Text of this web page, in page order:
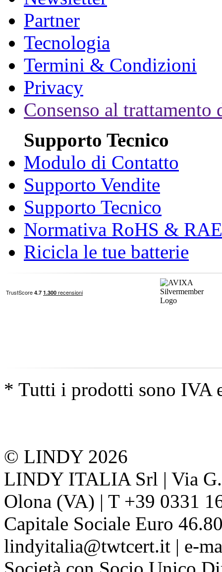
Partner
Tecnologia
Termini & Condizioni
Privacy
Consenso al trattamento
Supporto Tecnico
Modulo di Contatto
Supporto Vendite
Supporto Tecnico
Normativa RoHS &
Ricicla le tue batterie
* Tutti i prodotti sono IVA
© LINDY 2026
LINDY ITALIA Srl | Via
Olona (VA) | T +39 0331
Capitale Sociale Euro
lindyitalia@twtcert.it | e-